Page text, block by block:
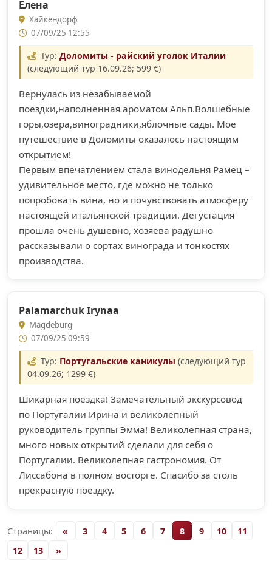
Елена
Хайкендорф
07/09/25 12:55
Тур: Доломиты - райский уголок Италии
(следующий тур 16.09.26; 599 €)
Вернулась из незабываемой
поездки,наполненная ароматом Альп.Волшебные
горы,озера,виноградники,яблочные сады. Мое
путешествие в Доломиты оказалось настоящим
открытием!
Первым впечатлением стала винодельня Рамец –
удивительное место, где можно не только
попробовать вина, но и почувствовать атмосферу
настоящей итальянской традиции. Дегустация
прошла очень душевно, хозяева радушно
рассказывали о сортах винограда и тонкостях
производства.
Palamarchuk Irynaa
Magdeburg
07/09/25 09:59
Тур: Португальские каникулы (следующий тур
04.09.26; 1299 €)
Шикарная поездка! Замечательный экскурсовод
по Португалии Ирина и великолепный
руководитель группы Эмма! Великолепная страна,
много новых открытий сделали для себя о
Португалии. Великолепная гастрономия. От
Лиссабона в полном восторге. Спасибо за столь
прекрасную поездку.
Страницы: « 3 4 5 6 7 8 9 10
11
12
13 »